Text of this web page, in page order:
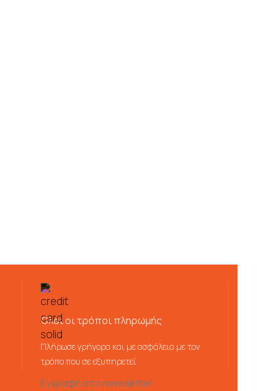
Όλοι οι τρόποι πληρωμής
Πλήρωσε γρήγορα και με ασφάλεια με τον
τρόπο που σε εξυπηρετεί
Εγγραφή στο newsletter: